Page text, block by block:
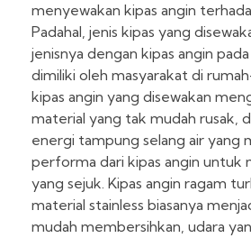
menyewakan kipas angin
Padahal, jenis kipas yang
jenisnya dengan kipas angin
dimiliki oleh masyarakat di
kipas angin yang disewakan
material yang tak mudah rusak,
energi tampung selang air yang
performa dari kipas angin untuk
yang sejuk. Kipas angin ragam
material stainless biasanya
mudah membersihkan, udara